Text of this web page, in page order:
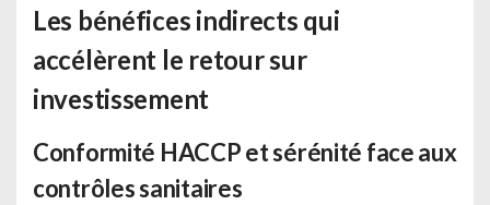
Les bénéfices indirects qui
accélèrent le retour sur
investissement
Conformité HACCP et sérénité face aux
contrôles sanitaires